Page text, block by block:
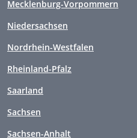
Mecklenburg-Vorpommern
Niedersachsen
Nordrhein-Westfalen
Rheinland-Pfalz
Saarland
Sachsen
Sachsen-Anhalt